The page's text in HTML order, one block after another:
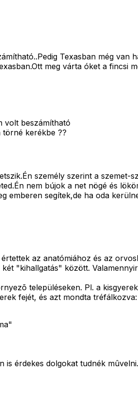
Texasban még
meg várta óket a fincsi
volt beszámítható
törné kerékbe ??
személy szerint a
nem bújok a net nögé és
emberen segítek,de ha oda
az anatómiához és az
"kihallgatás" között.
településeken. Pl. a
fejét, és azt mondta
is érdekes dolgokat tudnék